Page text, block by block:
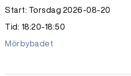
Start: Torsdag 2026-08-20
Tid: 18:20-18:50
Mörbybadet